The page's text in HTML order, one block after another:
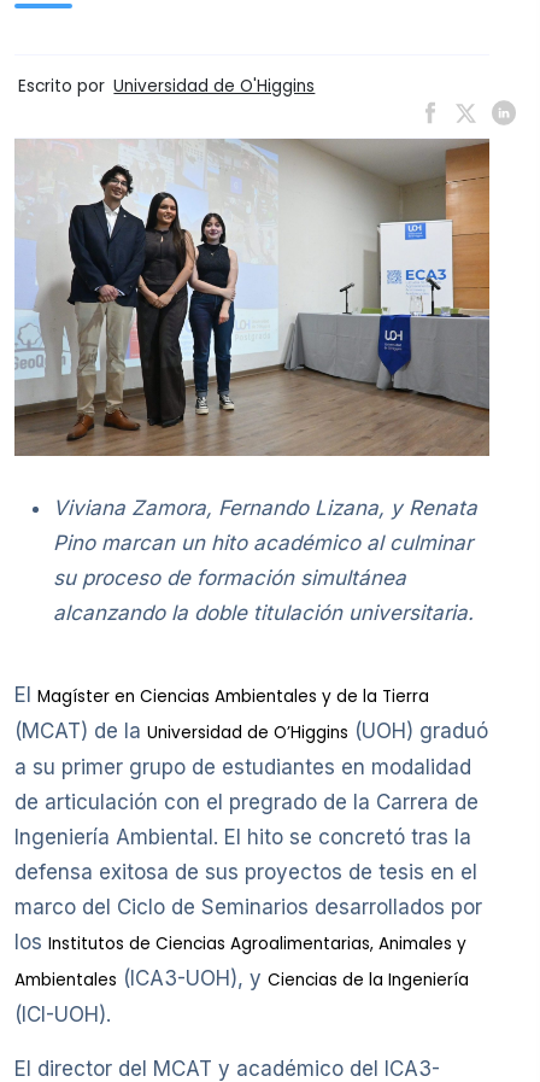
Escrito por Universidad de O'Higgins
Viviana Zamora, Fernando Lizana, y Renata
Pino marcan un hito académico al culminar
su proceso de formación simultánea
alcanzando la doble titulación universitaria.
El Magíster en Ciencias Ambientales y de la Tierra
(MCAT) de la Universidad de O’Higgins (UOH) graduó
a su primer grupo de estudiantes en modalidad
de articulación con el pregrado de la Carrera de
Ingeniería Ambiental. El hito se concretó tras la
defensa exitosa de sus proyectos de tesis en el
marco del Ciclo de Seminarios desarrollados por
los Institutos de Ciencias Agroalimentarias, Animales y
Ambientales (ICA3-UOH), y Ciencias de la Ingeniería
(ICI-UOH).
El director del MCAT y académico del ICA3-